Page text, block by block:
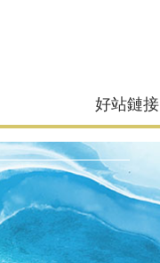
好站鏈接